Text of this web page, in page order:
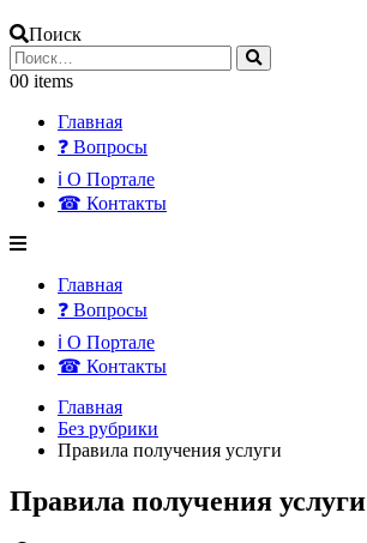
Поиск
00 items
Главная
❓ Вопросы
ℹ О Портале
☎ Контакты
Главная
❓ Вопросы
ℹ О Портале
☎ Контакты
Главная
Без рубрики
Правила получения услуги
Правила получения услуги